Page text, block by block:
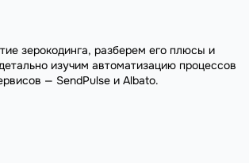
зерокодинга, разберем его плюсы и
изучим автоматизацию процессов
— SendPulse и Albato.